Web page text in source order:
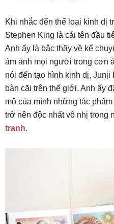
Khi nhắc đến thể loại kinh dị
Stephen King là cái tên đầu
Anh ấy là bậc thầy về kể
ám ảnh mọi người trong cơn
nói đến tạo hình kinh dị, Junji
bàn cãi trên thế giới. Anh ấy
mộ của mình những tác
trở nên độc nhất vô nhị trong
tranh.